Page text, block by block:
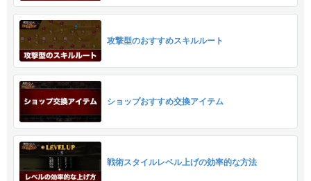
攻撃型のおすすめスキルルート
ショップおすすめ交換アイテム
戦術スタイルレベル上げの効率的な方法